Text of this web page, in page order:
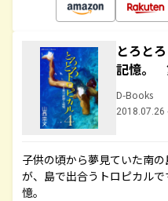
とろと
記憶。
D-Books
2018.07.26
子供の頃から夢見ていた南
が、島で出合うトロピカル
憶。